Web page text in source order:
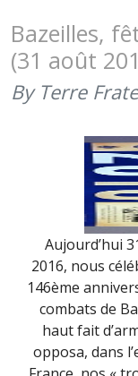
Bazeilles,
(31 août
By Terre
Aujourd’hui
2016, nous
146ème
combats de
haut fait
opposa, dans